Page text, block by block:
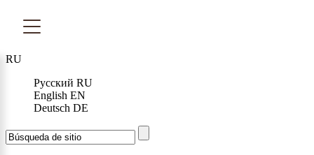
RU
Русский RU
English EN
Deutsch DE